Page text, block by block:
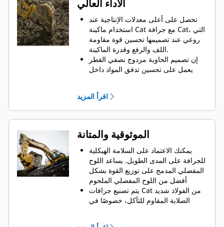
الأداء العالي
تحصل على أعلى معدلات الإنتاجية عند
استخدام ماكينة Cat مع جرافة Cat، التي
روعي عند تصميمها تحسين قوة مقاومة
اللف والرفع وقدرة الماكينة.
إن تصميم الحاوية مزدوج نصفي القطر
يعمل على تحسين تدفق المواد داخل
عدم سحب الجزء السفلي من الجرافة،
يزيد استهلاك الوقود إلى الحد الأقصى
أثناء الحفر. تم تصميم جرافات Cat بحيث
تخترق المواد بمنتهى السرعة لتحسين
تحميل كمية أكبر من المواد في أقل وقت
ممكن. يساعد شكل الجرافة والقضبان
الجانبية على الاحتفاظ بمعظم المواد في
الجرافة لكل حمولة.
اقرأ المزيد
الموثوقية والمتانة
يمكنك الاعتماد على السلامة الهيكلية
للجرافة على المدى الطويل. يساعد اللوح
المفصلي المدمج على توزيع القوة بشكل
أفضل من اللوح المفصلي الملحوم
يتم تصنيع جرافات Cat من الفولاذ شديد
الصلابة المقاوم للتآكل، خصوصًا في
يمكنك حماية أهم المناطق التي تتعرض